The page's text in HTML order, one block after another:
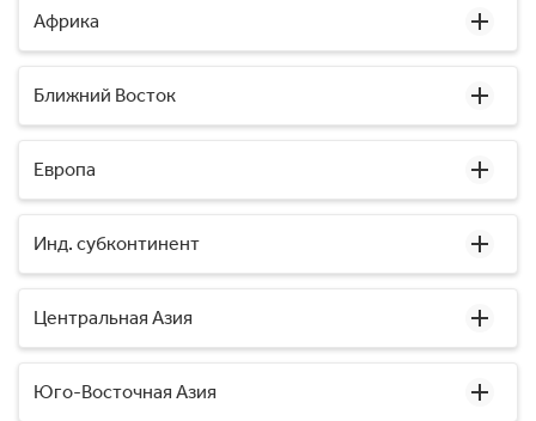
Африка
Ближний Восток
Европа
Инд. субконтинент
Центральная Азия
Юго-Восточная Азия